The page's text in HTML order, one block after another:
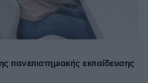
πανεπιστημιακής εκπαίδευσης